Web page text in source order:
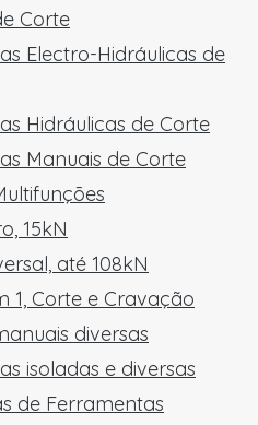
Corte
Electro-Hidráulicas de
Hidráulicas de Corte
Manuais de Corte
15kN
até 108kN
1, Corte e Cravação
diversas
isoladas e diversas
de Ferramentas